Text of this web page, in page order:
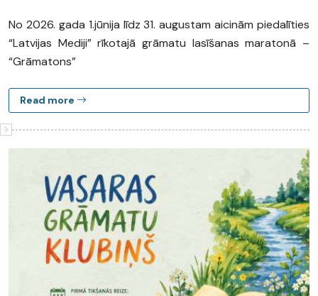
No 2026. gada 1.jūnija līdz 31. augustam aicinām piedalīties
“Latvijas Mediji” rīkotajā grāmatu lasīšanas maratonā –
“Grāmatons”
Read more